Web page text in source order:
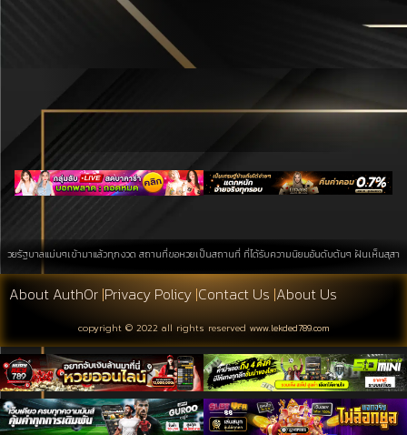
บาลแม่นๆเข้ามาแล้วทุกงวด สถานที่ขอหวยเป็นสถานที่ ที่ได้รับความนิยมอันดับต้นๆ ฝันเห็นสุสา
About Auth0r |Privacy Policy |Contact Us |About Us
copyright © 2022 all rights reserved www.lekded789.com